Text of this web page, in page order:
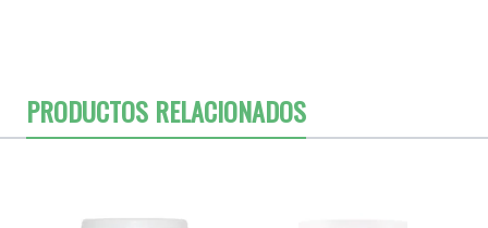
PRODUCTOS RELACIONADOS